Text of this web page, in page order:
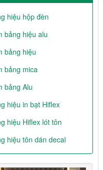
hiệu hộp đèn
bảng hiệu alu
bảng hiệu
bảng mica
bảng Alu
hiệu in bạt Hiflex
hiệu Hiflex lót tôn
hiệu tôn dán decal